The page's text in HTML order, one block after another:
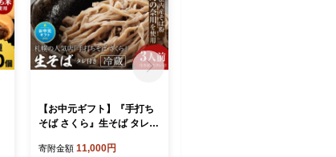
【お中元ギフト】『手打ち
そば さくら』生そば タレ付
金完了分まで対象】
寄附金額 11,000円